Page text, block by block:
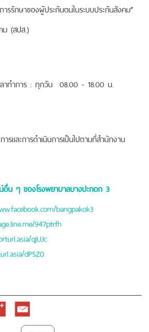
ารรักษาของผู้ประกันตนในระบบประกันสังคม”
ม (สปส.)
ลาทำการ : ทุกวัน 08.00 - 18.00 น.
ารและการดำเนินการเป็นไปตามที่สำนักงาน
อื่น ๆ ของโรงพยาบาลบางปะกอก 3
bangpakok3
947ptrfh
qjUJc
dP5Z0
Email